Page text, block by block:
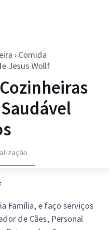
› Comida
Jesus Wollf
Família, e faço serviços
de Cães, Personal